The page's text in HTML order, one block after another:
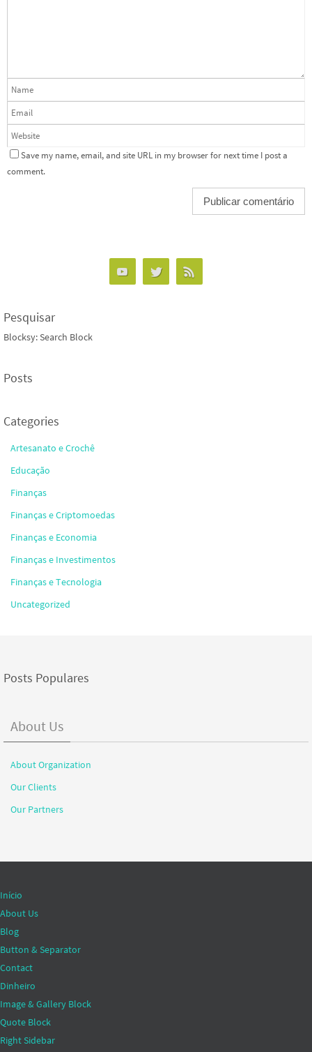
Save my name, email, and site URL in my browser for next time I post a
comment.
Pesquisar
Blocksy: Search Block
Posts
Categories
Artesanato e Crochê
Educação
Finanças
Finanças e Criptomoedas
Finanças e Economia
Finanças e Investimentos
Finanças e Tecnologia
Uncategorized
Posts Populares
About Us
About Organization
Our Clients
Our Partners
Início
About Us
Blog
Button & Separator
Contact
Dinheiro
Image & Gallery Block
Quote Block
Right Sidebar